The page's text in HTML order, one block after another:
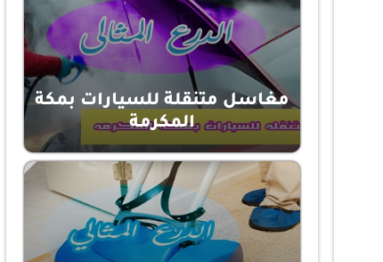
مغاسل متنقلة للسيارات بمكة
المكرمة